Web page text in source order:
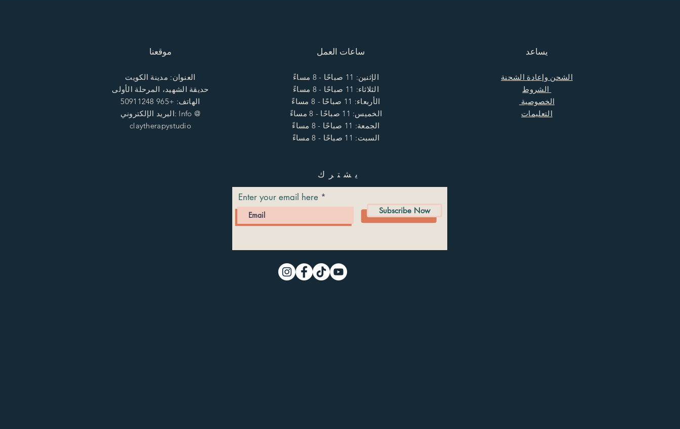
موقعنا
العنوان: مدينة الكويت
حديقة الشهيد، المرحلة الأولى
الهاتف: +965 50911248
البريد الإلكتروني: Info @
claytherapystudio
ساعات العمل
الإثنين: 11 صباحًا - 8 مساءً
الثلاثاء: 11 صباحًا - 8 مساءً
الأربعاء: 11 صباحًا - 8 مساءً
الخميس: 11 صباحًا - 8 مساءً
الجمعة: 11 صباحًا - 8 مساءً
السبت: 11 صباحًا - 8 مساءً
يساعد
الشحن وإعادة الشحنة
الخصوصية
التعليمات
يشترك
Enter your email here
Subscribe Now